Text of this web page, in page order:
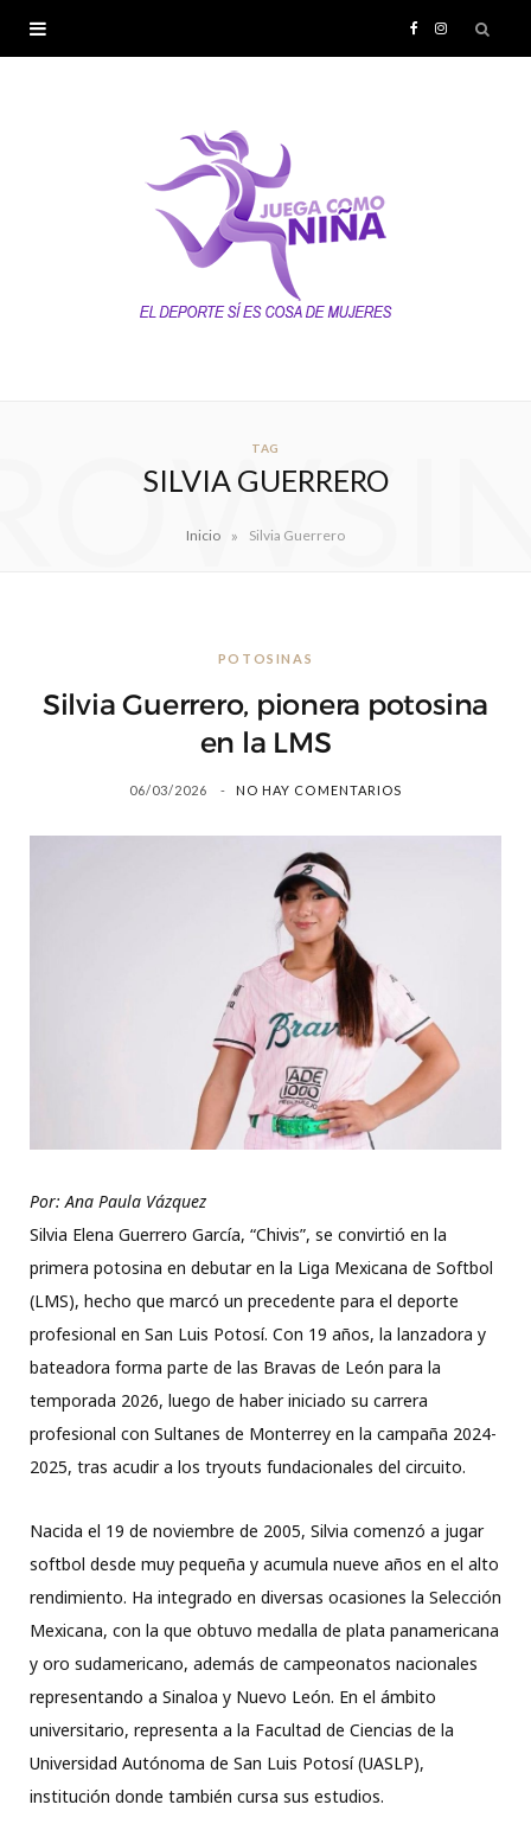
I
TAG
SILVIA GUERRERO
Inicio » Silvia Guerrero
POTOSINAS
Silvia Guerrero, pionera potosina
en la LMS
06/03/2026 NO HAY COMENTARIOS
Por: Ana Paula Vázquez
Silvia Elena Guerrero García, “Chivis”, se convirtió en la
primera potosina en debutar en la Liga Mexicana de Softbol
(LMS), hecho que marcó un precedente para el deporte
profesional en San Luis Potosí. Con 19 años, la lanzadora y
bateadora forma parte de las Bravas de León para la
temporada 2026, luego de haber iniciado su carrera
profesional con Sultanes de Monterrey en la campaña 2024-
2025, tras acudir a los tryouts fundacionales del circuito.
Nacida el 19 de noviembre de 2005, Silvia comenzó a jugar
softbol desde muy pequeña y acumula nueve años en el alto
rendimiento. Ha integrado en diversas ocasiones la Selección
Mexicana, con la que obtuvo medalla de plata panamericana
y oro sudamericano, además de campeonatos nacionales
representando a Sinaloa y Nuevo León. En el ámbito
universitario, representa a la Facultad de Ciencias de la
Universidad Autónoma de San Luis Potosí (UASLP),
institución donde también cursa sus estudios.